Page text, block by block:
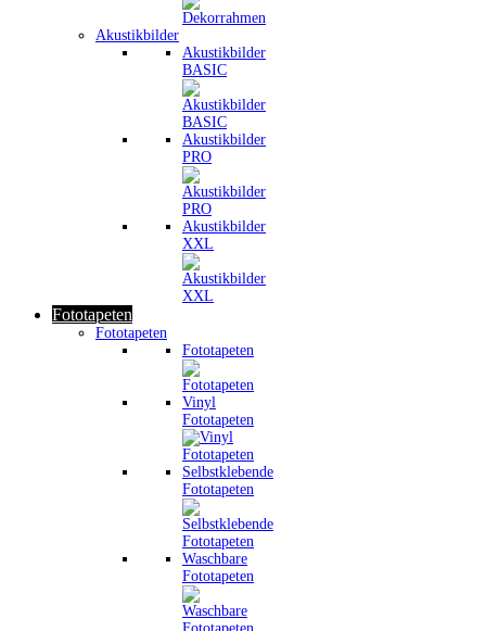
Akustikbilder
Akustikbilder
BASIC
Akustikbilder
PRO
Akustikbilder
XXL
Fototapeten
Fototapeten
Fototapeten
Vinyl
Fototapeten
Selbstklebende
Fototapeten
Waschbare
Fototapeten